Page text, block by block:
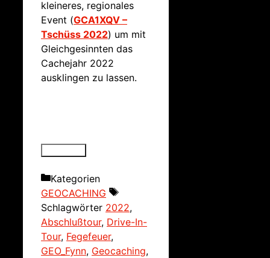
kleineres, regionales
Event (GCA1XQV –
Tschüss 2022) um mit
Gleichgesinnten das
Cachejahr 2022
ausklingen zu lassen.
Kategorien
GEOCACHING
Schlagwörter 2022,
Abschlußtour, Drive-In-
Tour, Fegefeuer,
GEO_Fynn, Geocaching,